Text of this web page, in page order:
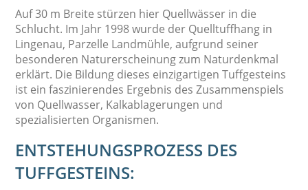
Auf 30 m Breite stürzen hier Quellwässer in die
Schlucht. Im Jahr 1998 wurde der Quelltuffhang in
Lingenau, Parzelle Landmühle, aufgrund seiner
besonderen Naturerscheinung zum Naturdenkmal
erklärt. Die Bildung dieses einzigartigen Tuffgesteins
ist ein faszinierendes Ergebnis des Zusammenspiels
von Quellwasser, Kalkablagerungen und
spezialisierten Organismen.
ENTSTEHUNGSPROZESS DES
TUFFGESTEINS: